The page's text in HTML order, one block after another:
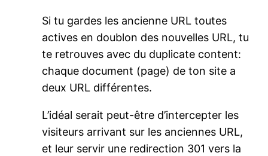
Si tu gardes les ancienne URL toutes
actives en doublon des nouvelles URL, tu
te retrouves avec du duplicate content:
chaque document (page) de ton site a
deux URL différentes.
L’idéal serait peut-être d’intercepter les
visiteurs arrivant sur les anciennes URL,
et leur servir une redirection 301 vers la